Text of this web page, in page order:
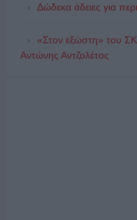
Δώδεκα άδειες για
«Στον εξώστη» του
Αντώνης Αντζολέτος